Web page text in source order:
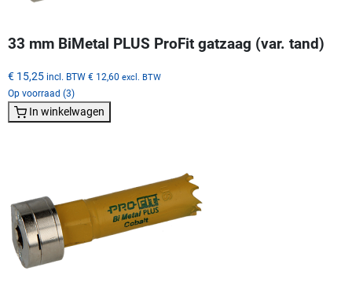
33 mm BiMetal PLUS ProFit gatzaag (var. tand)
€ 15,25 incl. BTW € 12,60 excl. BTW
Op voorraad (3)
In winkelwagen